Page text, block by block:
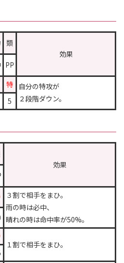
類
効果
PP
特
自分の特攻が
２段階ダウン。
5
効果
３割で相手をまひ。
雨の時は必中、
晴れの時は命中率が50%。
１割で相手をまひ。